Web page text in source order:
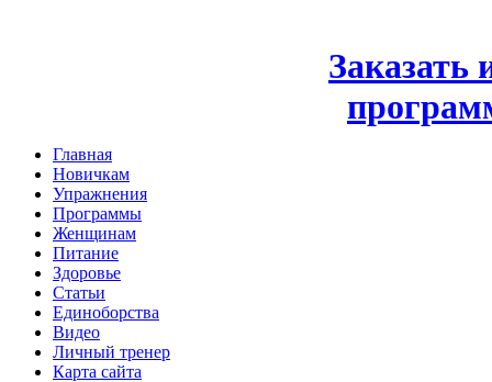
Заказать
Главная
Новичкам
Упражнения
Программы
Женщинам
Питание
Здоровье
Статьи
Единоборства
Видео
Личный тренер
Карта сайта